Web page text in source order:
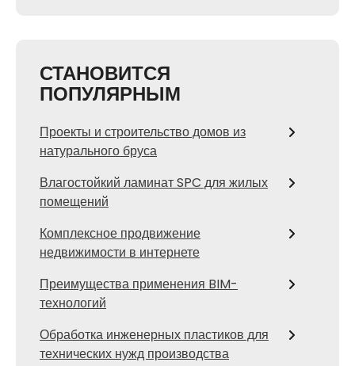
СТАНОВИТСЯ
ПОПУЛЯРНЫМ
Проекты и строительство домов из
натурального бруса
Влагостойкий ламинат SPC для жилых
помещений
Комплексное продвижение
недвижимости в интернете
Преимущества применения BIM-
технологий
Обработка инженерных пластиков для
технических нужд производства